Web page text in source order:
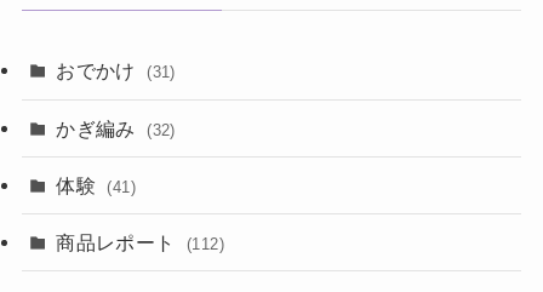
おでかけ (31)
かぎ編み (32)
体験 (41)
商品レポート (112)